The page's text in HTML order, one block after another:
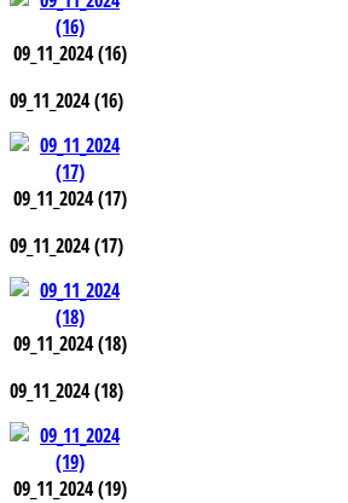
09_11_2024 (16)
09_11_2024 (16)
09_11_2024 (17)
09_11_2024 (17)
09_11_2024 (18)
09_11_2024 (18)
09_11_2024 (19)